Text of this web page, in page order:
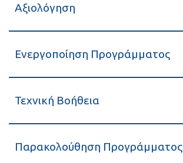
Αξιολόγηση
Ενεργοποίηση Προγράμματος
Τεχνική Βοήθεια
Παρακολούθηση Προγράμματος